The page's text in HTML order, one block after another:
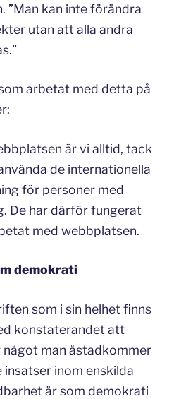
”Man kan inte förändra
utan att alla andra
arbetat med detta på
är vi alltid, tack
de internationella
för personer med
De har därför fungerat
med webbplatsen.
demokrati
som i sin helhet finns
konstaterandet att
man åstadkommer
inom enskilda
är som demokrati